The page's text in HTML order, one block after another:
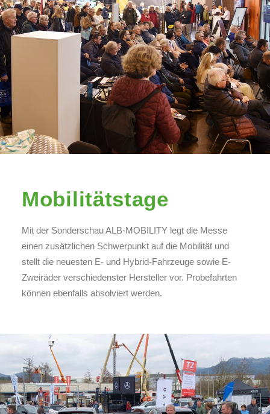
Mobilitätstage
Mit der Sonderschau ALB-MOBILITY legt die Messe
einen zusätzlichen Schwerpunkt auf die Mobilität und
stellt die neuesten E- und Hybrid-Fahrzeuge sowie E-
Zweiräder verschiedenster Hersteller vor. Probefahrten
können ebenfalls absolviert werden.